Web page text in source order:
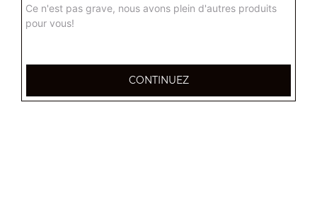
nougat mou, nougat dur, gâteaux fait maison, ...
+
Ce n'est pas grave, nous avons plein d'autres produits
pour vous!
CONTINUEZ